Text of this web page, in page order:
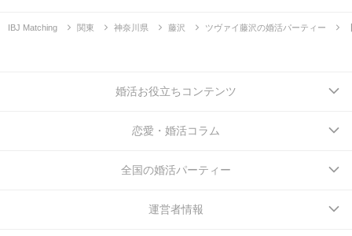
IBJ Matching 関東 神奈川県 藤沢 ツヴァイ藤沢の婚活パーティー
婚活お役立ちコンテンツ
恋愛・婚活コラム
全国の婚活パーティー
運営者情報